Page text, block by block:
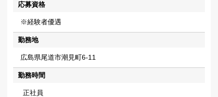
応募資格
※経験者優遇
勤務地
広島県尾道市潮見町6-11
勤務時間
正社員